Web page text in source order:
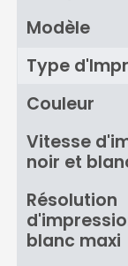
Modèle
Type
Couleur
Vitesse
noir et
Résolution
blanc maxi